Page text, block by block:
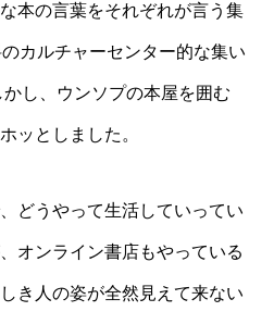
本の言葉をそれぞれが言う集
カルチャーセンター的な集い
し、ウンソプの本屋を囲む
ッとしました。
どうやって生活していってい
オンライン書店もやっている
き人の姿が全然見えて来ない